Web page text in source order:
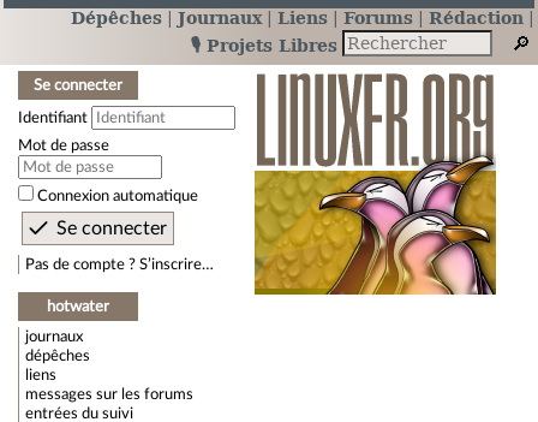
Dépêches Journaux Liens Forums
Rédaction
🎙️ Projets Libres
Se connecter
Identifiant
Mot de passe
Connexion automatique
Pas de compte ? S’inscrire…
hotwater
journaux
dépêches
liens
messages sur les forums
entrées du suivi